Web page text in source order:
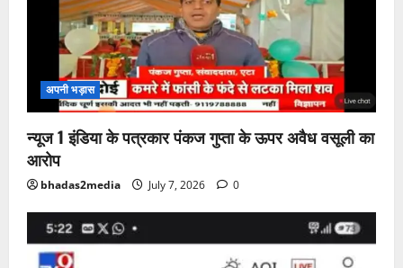
अपनी भड़ास
न्यूज 1 इंडिया के पत्रकार पंकज गुप्ता के ऊपर अवैध वसूली का
आरोप
bhadas2media July 7, 2026 0